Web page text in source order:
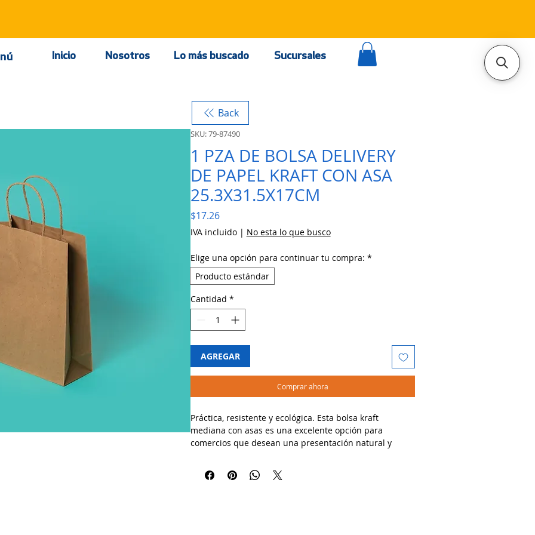
Inicio Nosotros Lo más buscado Sucursales
Back
SKU: 79-87490
1 PZA DE BOLSA DELIVERY
DE PAPEL KRAFT CON ASA
25.3X31.5X17CM
$17.26Precio
IVA incluido| No esta lo que busco
Elige una opción para continuar tu compra: *
Producto estándar
Cantidad *
AGREGAR
Comprar ahora
Práctica, resistente y ecológica. Esta bolsa kraft
mediana con asas es una excelente opción para
comercios que desean una presentación natural y
🔹 Usos recomendados: